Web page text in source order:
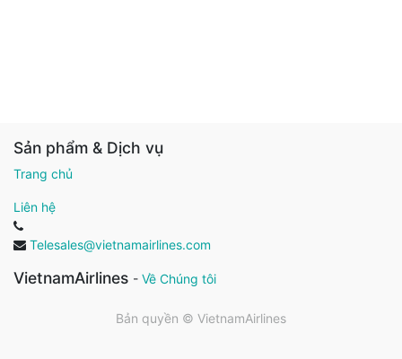
Sản phẩm & Dịch vụ
Trang chủ
Liên hệ
Telesales@vietnamairlines.com
VietnamAirlines - Về Chúng tôi
Bản quyền © VietnamAirlines